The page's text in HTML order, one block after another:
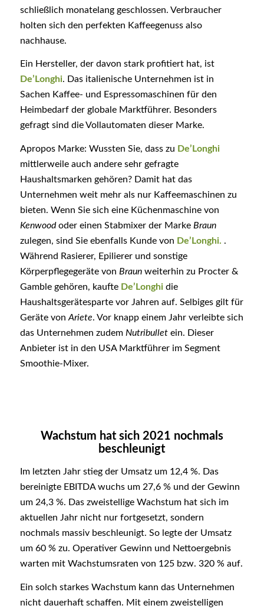
schließlich monatelang geschlossen. Verbraucher
holten sich den perfekten Kaffeegenuss also
nachhause.
Ein Hersteller, der davon stark profitiert hat, ist
De’Longhi. Das italienische Unternehmen ist in
Sachen Kaffee- und Espressomaschinen für den
Heimbedarf der globale Marktführer. Besonders
gefragt sind die Vollautomaten dieser Marke.
Apropos Marke: Wussten Sie, dass zu De’Longhi
mittlerweile auch andere sehr gefragte
Haushaltsmarken gehören? Damit hat das
Unternehmen weit mehr als nur Kaffeemaschinen zu
bieten. Wenn Sie sich eine Küchenmaschine von
Kenwoododer einen Stabmixer der Marke Braun
zulegen, sind Sie ebenfalls Kunde von De’Longhi. .
Während Rasierer, Epilierer und sonstige
Körperpflegegeräte von Braunweiterhin zu Procter &
Gamble gehören, kaufte De’Longhi die
Haushaltsgerätesparte vor Jahren auf. Selbiges gilt für
Geräte von Ariete. Vor knapp einem Jahr verleibte sich
das Unternehmen zudem Nutribullet ein. Dieser
Anbieter ist in den USA Marktführer im Segment
Smoothie-Mixer.
Wachstum hat sich 2021 nochmals
beschleunigt
Im letzten Jahr stieg der Umsatz um 12,4 %. Das
bereinigte EBITDA wuchs um 27,6 % und der Gewinn
um 24,3 %. Das zweistellige Wachstum hat sich im
aktuellen Jahr nicht nur fortgesetzt, sondern
nochmals massiv beschleunigt. So legte der Umsatz
um 60 % zu. Operativer Gewinn und Nettoergebnis
warten mit Wachstumsraten von 125 bzw. 320 % auf.
Ein solch starkes Wachstum kann das Unternehmen
nicht dauerhaft schaffen. Mit einem zweistelligen